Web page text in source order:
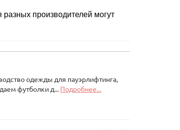
производителей могут
одежды для пауэрлифтинга,
футболки д... Подробнее...